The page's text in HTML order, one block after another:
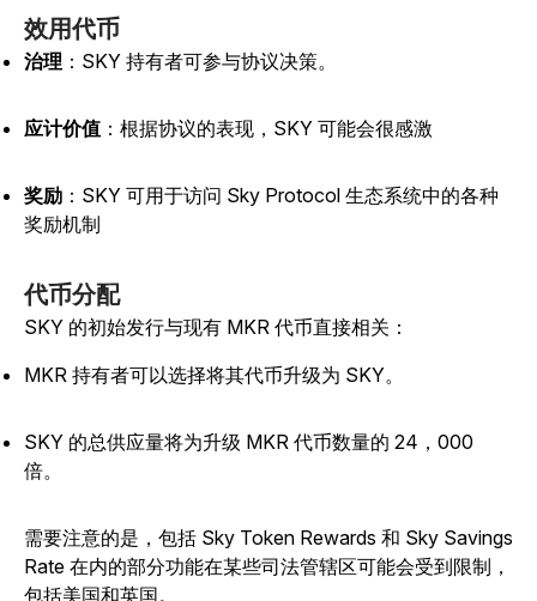
效用代币
治理 ：SKY 持有者可参与协议决策。
应计价值 ：根据协议的表现，SKY 可能会很感激
奖励 ：SKY 可用于访问 Sky Protocol 生态系统中的各种
奖励机制
代币分配
SKY 的初始发行与现有 MKR 代币直接相关：
MKR 持有者可以选择将其代币升级为 SKY。
SKY 的总供应量将为升级 MKR 代币数量的 24，000
倍。
需要注意的是，包括 Sky Token Rewards 和 Sky Savings
Rate 在内的部分功能在某些司法管辖区可能会受到限制，
包括美国和英国。